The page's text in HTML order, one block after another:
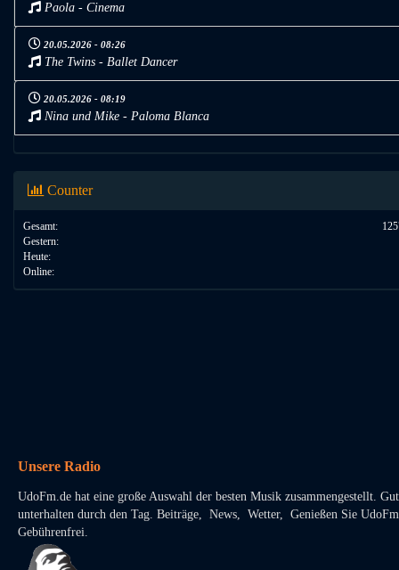
Paola - Cinema
20.05.2026 - 08:26
The Twins - Ballet Dancer
20.05.2026 - 08:19
Nina und Mike - Paloma Blanca
Counter
Gesamt:
Gestern:
Heute:
Online:
Unsere Radio
UdoFm.de hat eine große Auswahl der besten Musik zusammengestellt. Gut
unterhalten durch den Tag. Beiträge, News, Wetter, Genießen Sie UdoFm
Gebührenfrei.